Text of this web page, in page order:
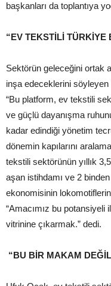
başkanları da toplantıya
“EV TEKSTİLİ TÜRKİYE
Sektörün geleceğini ortak
inşa edeceklerini
“Bu platform, ev tekstili
ve güçlü dayanışma
kadar edindiği yönetim
dönemin kapılarını
tekstili sektörünün yıllık
aşan istihdamı ve 2
ekonomisinin
“Amacımız bu potansiyeli
vitrinine çıkarmak.” dedi.
“BU BİR MAKAM